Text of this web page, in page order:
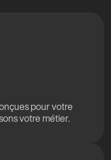
pour votre
votre métier.